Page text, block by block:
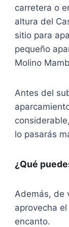
carretera o
altura del
sitio para
pequeño
Molino
Antes del
lo pasarás
¿Qué
Además, de
aprovecha
encanto.